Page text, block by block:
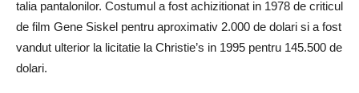
talia pantalonilor. Costumul a fost achizitionat in 1978 de criticul
de film Gene Siskel pentru aproximativ 2.000 de dolari si a fost
vandut ulterior la licitatie la Christie’s in 1995 pentru 145.500 de
dolari.